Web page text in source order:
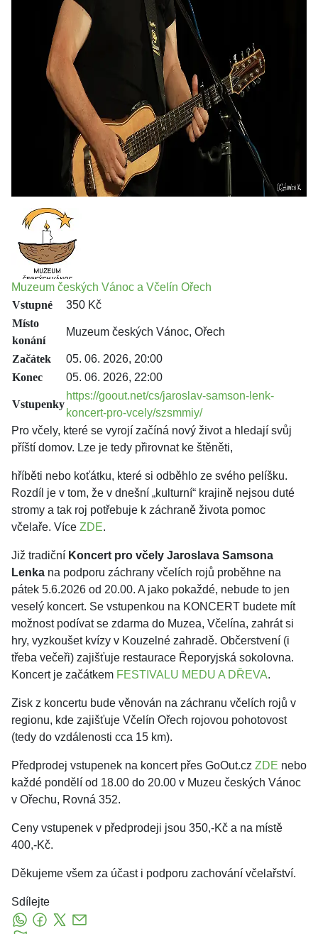
Muzeum českých Vánoc a Včelín Ořech
Vstupné
350 Kč
Místo
konání
Muzeum českých Vánoc, Ořech
Začátek
05. 06. 2026, 20:00
Konec
05. 06. 2026, 22:00
Vstupenky
https://goout.net/cs/jaroslav-samson-lenk-
koncert-pro-vcely/szsmmiy/
Pro včely, které se vyrojí začíná nový život a hledají svůj
příští domov. Lze je tedy přirovnat ke štěněti,
hříběti nebo koťátku, které si odběhlo ze svého pelíšku.
Rozdíl je v tom, že v dnešní „kulturní“ krajině nejsou duté
stromy a tak roj potřebuje k záchraně života pomoc
včelaře. Více ZDE.
Již tradiční Koncert pro včely Jaroslava Samsona
Lenka na podporu záchrany včelích rojů proběhne na
pátek 5.6.2026 od 20.00. A jako pokaždé, nebude to jen
veselý koncert. Se vstupenkou na KONCERT budete mít
možnost podívat se zdarma do Muzea, Včelína, zahrát si
hry, vyzkoušet kvízy v Kouzelné zahradě. Občerstvení (i
třeba večeři) zajišťuje restaurace Řeporyjská sokolovna.
Koncert je začátkem FESTIVALU MEDU A DŘEVA.
Zisk z koncertu bude věnován na záchranu včelích rojů v
regionu, kde zajišťuje Včelín Ořech rojovou pohotovost
(tedy do vzdálenosti cca 15 km).
Předprodej vstupenek na koncert přes GoOut.cz ZDE nebo
každé pondělí od 18.00 do 20.00 v Muzeu českých Vánoc
v Ořechu, Rovná 352.
Ceny vstupenek v předprodeji jsou 350,-Kč a na místě
400,-Kč.
Děkujeme všem za účast i podporu zachování včelařství.
Sdílejte